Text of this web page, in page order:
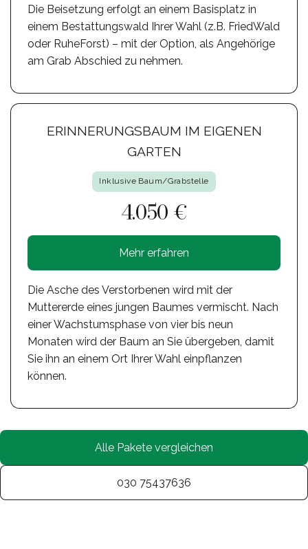
Die Beisetzung erfolgt an einem Basisplatz in
einem Bestattungswald Ihrer Wahl (z.B. FriedWald
oder RuheForst) – mit der Option, als Angehörige
am Grab Abschied zu nehmen.
ERINNERUNGSBAUM IM EIGENEN
GARTEN
Inklusive Baum/Grabstelle
4.050 €
Mehr erfahren
Die Asche des Verstorbenen wird mit der
Muttererde eines jungen Baumes vermischt. Nach
einer Wachstumsphase von vier bis neun
Monaten wird der Baum an Sie übergeben, damit
Sie ihn an einem Ort Ihrer Wahl einpflanzen
können.
Alle Pakete vergleichen
030 75437636